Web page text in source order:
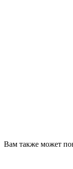
Вам также может